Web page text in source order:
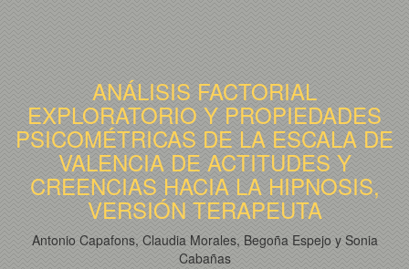
ANÁLISIS FACTORIAL
EXPLORATORIO Y PROPIEDADES
PSICOMÉTRICAS DE LA ESCALA DE
VALENCIA DE ACTITUDES Y
CREENCIAS HACIA LA HIPNOSIS,
VERSIÓN TERAPEUTA
Antonio Capafons, Claudia Morales, Begoña Espejo y Sonia
Cabañas